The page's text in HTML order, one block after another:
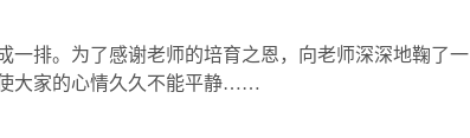
一排。为了感谢老师的培育之恩，向老师深深地鞠了一
大家的心情久久不能平静……